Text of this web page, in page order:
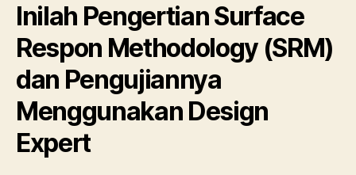
Inilah Pengertian Surface
Respon Methodology (SRM)
dan Pengujiannya
Menggunakan Design
Expert